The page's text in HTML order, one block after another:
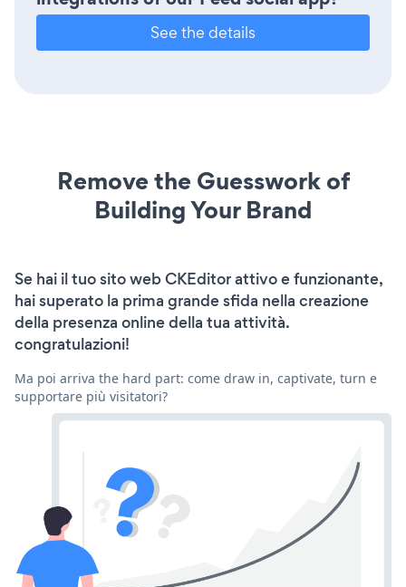
See the details
Remove the Guesswork of
Building Your Brand
Se hai il tuo sito web CKEditor attivo e funzionante,
hai superato la prima grande sfida nella creazione
della presenza online della tua attività.
congratulazioni!
Ma poi arriva the hard part: come draw in, captivate, turn e
supportare più visitatori?